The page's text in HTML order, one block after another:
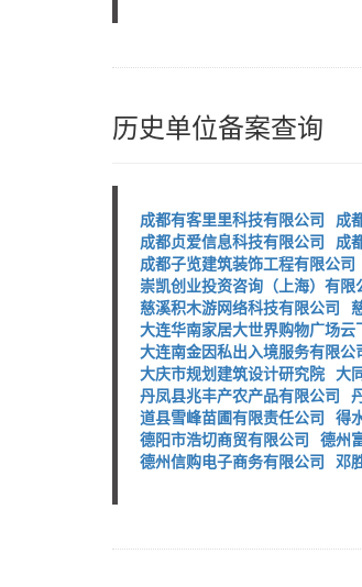
历史单位备案查询
成都有客里里科技有限公司 成
成都贞爱信息科技有限公司 成
成都子览建筑装饰工程有限公司
崇凯创业投资咨询（上海）有限
慈溪积木游网络科技有限公司
大连华南家居大世界购物广场云
大连南金因私出入境服务有限公
大庆市规划建筑设计研究院 大
丹凤县兆丰产农产品有限公司
道县雪峰苗圃有限责任公司 得
德阳市浩切商贸有限公司 德州
德州信购电子商务有限公司 邓